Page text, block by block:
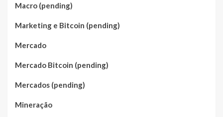
Macro (pending)
Marketing e Bitcoin (pending)
Mercado
Mercado Bitcoin (pending)
Mercados (pending)
Mineração